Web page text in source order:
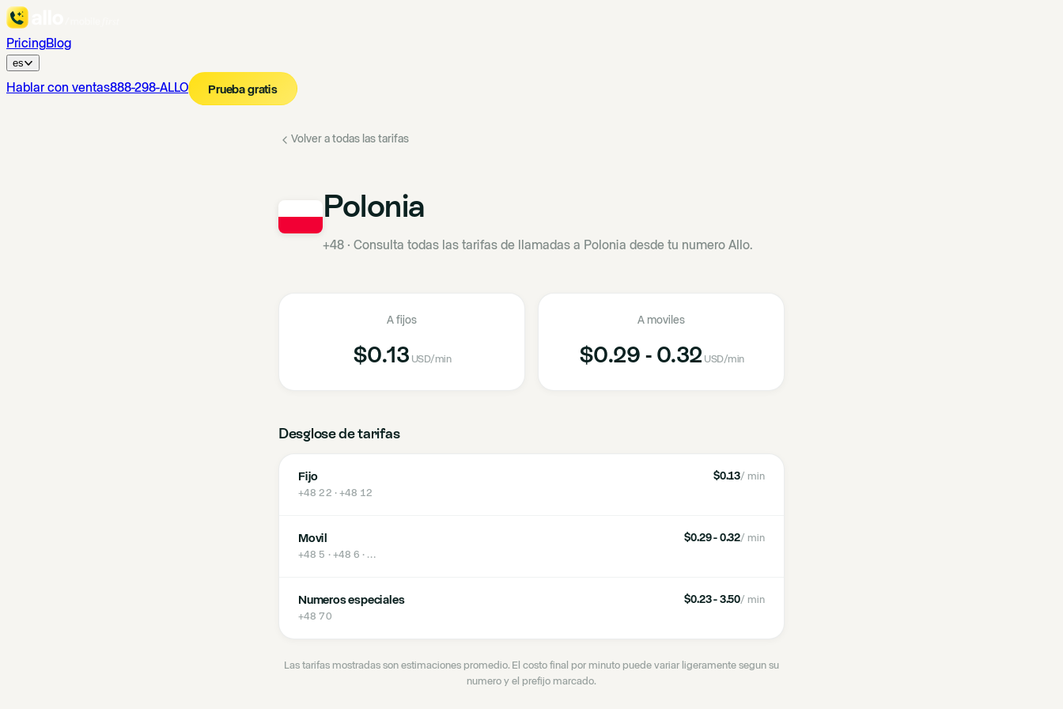
PricingBlog
es
Hablar con ventas888-298-ALLO Prueba gratis
Volver a todas las tarifas
Polonia
+48 · Consulta todas las tarifas de llamadas a Polonia desde tu numero Allo.
A fijos
$0.13 USD/min
A moviles
$0.29 - 0.32 USD/min
Desglose de tarifas
Fijo
+48 22 · +48 12
$0.13/ min
Movil
+48 5 · +48 6 · …
$0.29 - 0.32/ min
Numeros especiales
+48 70
$0.23 - 3.50/ min
Las tarifas mostradas son estimaciones promedio. El costo final por minuto puede variar ligeramente segun su
numero y el prefijo marcado.